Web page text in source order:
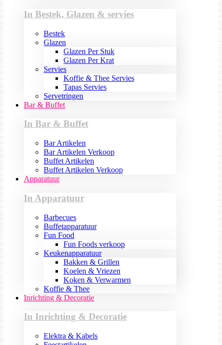
In Bestek, Glazen & servies
Bestek
Glazen
Glazen Per Stuk
Glazen Per Krat
Servies
Koffie & Thee Servies
Tapas Servies
Servetringen
Bar & Buffet
In Bar & Buffet
Bar Artikelen
Bar Artikelen Verkoop
Buffet Artikelen
Buffet Artikelen Verkoop
Apparatuur
In Apparatuur
Barbecues
Buffetapparatuur
Fun Food
Fun Foods verkoop
Keukenapparatuur
Bakken & Grillen
Koelen & Vriezen
Koken & Verwarmen
Koffie & Thee
Inrichting & Decoratie
In Inrichting & Decoratie
Elektra & Kabels